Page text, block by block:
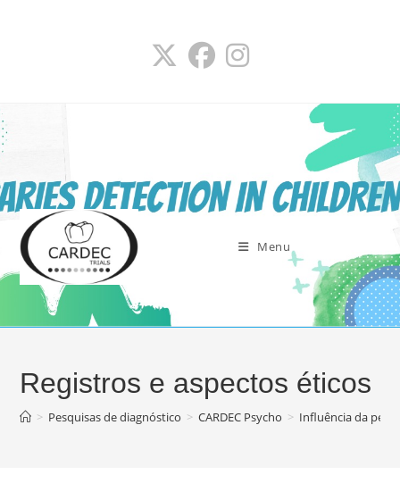
Menu
Registros e aspectos éticos
> Pesquisas de diagnóstico > CARDEC Psycho > Influência da